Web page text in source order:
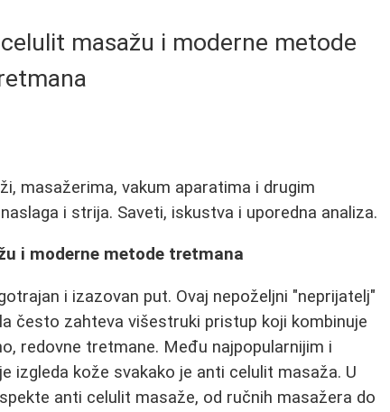
masažu i moderne metode
masažerima, vakum aparatima i drugim
i strija. Saveti, iskustva i uporedna analiza.
i moderne metode tretmana
i izazovan put. Ovaj nepoželjni "neprijatelj"
često zahteva višestruki pristup koji kombinuje
redovne tretmane. Među najpopularnijim i
izgleda kože svakako je anti celulit masaža. U
anti celulit masaže, od ručnih masažera do